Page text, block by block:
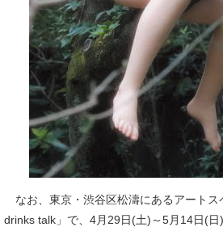
なお、東京・渋谷区松濤にあるアートス
drinks talk」で、4月29日(土)～5月14日(